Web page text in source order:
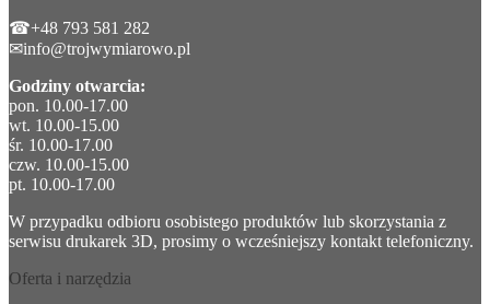
☎+48 793 581 282
✉info@trojwymiarowo.pl
Godziny otwarcia:
pon. 10.00-17.00
wt. 10.00-15.00
śr. 10.00-17.00
czw. 10.00-15.00
pt. 10.00-17.00
W przypadku odbioru osobistego produktów lub skorzystania z
serwisu drukarek 3D, prosimy o wcześniejszy kontakt telefoniczny.
Oferta i narzędzia